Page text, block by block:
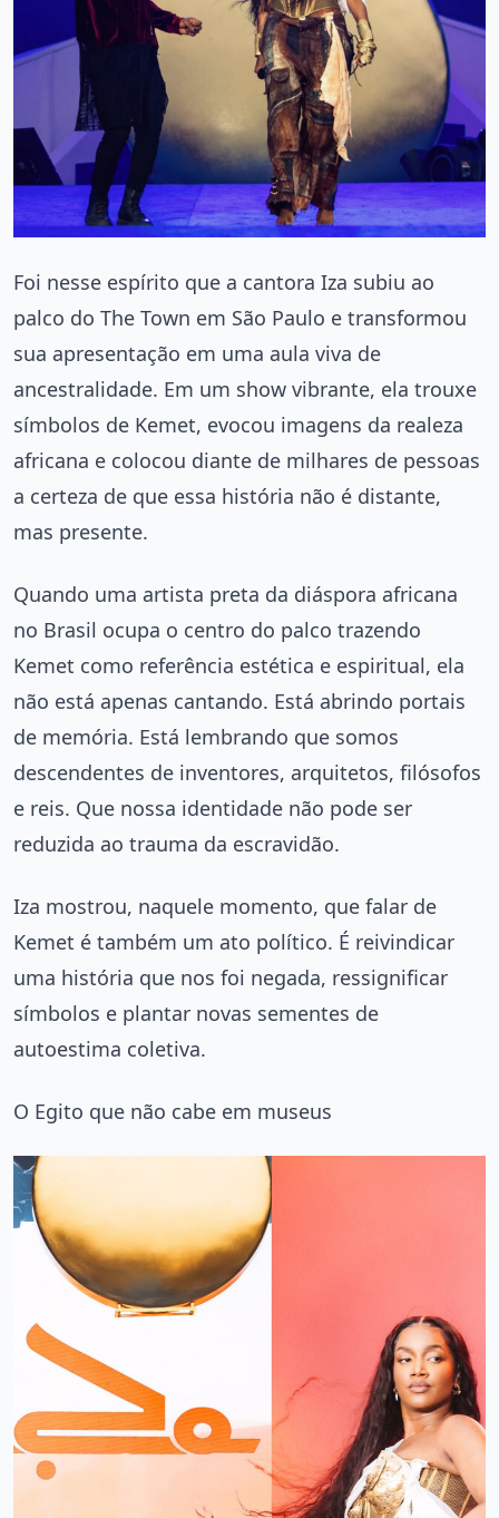
Foi nesse espírito que a cantora Iza subiu ao
palco do The Town em São Paulo e transformou
sua apresentação em uma aula viva de
ancestralidade. Em um show vibrante, ela trouxe
símbolos de Kemet, evocou imagens da realeza
africana e colocou diante de milhares de pessoas
a certeza de que essa história não é distante,
mas presente.
Quando uma artista preta da diáspora africana
no Brasil ocupa o centro do palco trazendo
Kemet como referência estética e espiritual, ela
não está apenas cantando. Está abrindo portais
de memória. Está lembrando que somos
descendentes de inventores, arquitetos, filósofos
e reis. Que nossa identidade não pode ser
reduzida ao trauma da escravidão.
Iza mostrou, naquele momento, que falar de
Kemet é também um ato político. É reivindicar
uma história que nos foi negada, ressignificar
símbolos e plantar novas sementes de
autoestima coletiva.
O Egito que não cabe em museus